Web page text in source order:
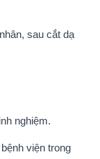
sau cắt dạ
nghiệm.
viện trong